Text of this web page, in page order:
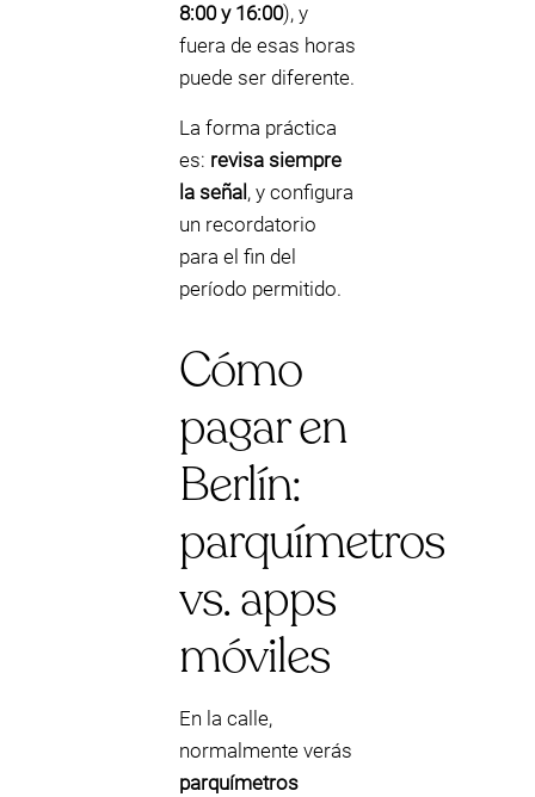
8:00 y 16:00), y
fuera de esas horas
puede ser diferente.
La forma práctica
es: revisa siempre
la señal , y configura
un recordatorio
para el fin del
período permitido.
Cómo
pagar en
Berlín:
parquímetros
vs. apps
móviles
En la calle,
normalmente verás
parquímetros